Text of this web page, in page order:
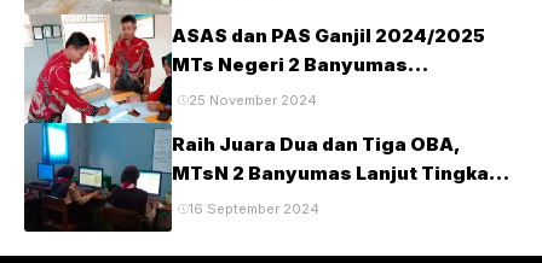
ASAS dan PAS Ganjil 2024/2025
MTs Negeri 2 Banyumas
Berlangsung Tertib dan Lancar
25 November 2024
Raih Juara Dua dan Tiga OBA,
MTsN 2 Banyumas Lanjut Tingkat
Provinsi
16 September 2024